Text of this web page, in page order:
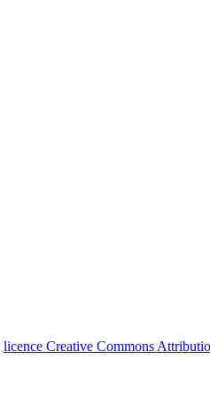
licence Creative Commons